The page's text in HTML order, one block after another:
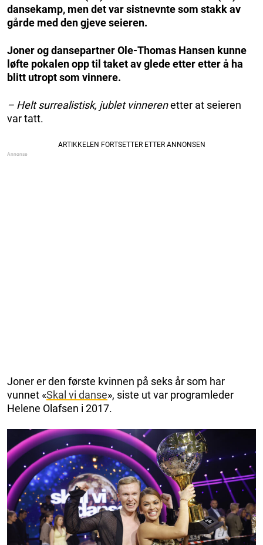
dansekamp, men det var sistnevnte som stakk av
gårde med den gjeve seieren.
Joner og dansepartner Ole-Thomas Hansen kunne
løfte pokalen opp til taket av glede etter etter å ha
blitt utropt som vinnere.
– Helt surrealistisk, jublet vinnerenetter at seieren
var tatt.
Joner er den første kvinnen på seks år som har
vunnet «Skal vi danse», siste ut var programleder
Helene Olafsen i 2017.